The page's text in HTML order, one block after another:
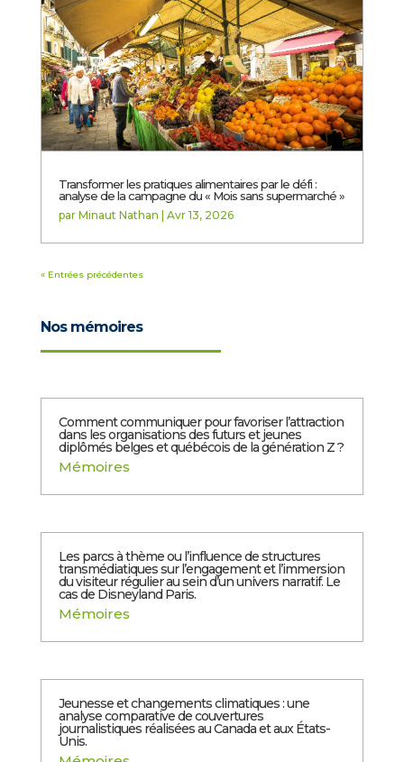
Transformer les pratiques alimentaires par le défi :
analyse de la campagne du « Mois sans supermarché »
par Minaut Nathan Avr 13, 2026
« Entrées précédentes
Nos mémoires
Comment communiquer pour favoriser l’attraction
dans les organisations des futurs et jeunes
diplômés belges et québécois de la génération Z ?
Mémoires
Les parcs à thème ou l’influence de structures
transmédiatiques sur l’engagement et l’immersion
du visiteur régulier au sein d’un univers narratif. Le
cas de Disneyland Paris.
Mémoires
Jeunesse et changements climatiques : une
analyse comparative de couvertures
journalistiques réalisées au Canada et aux États-
Unis.